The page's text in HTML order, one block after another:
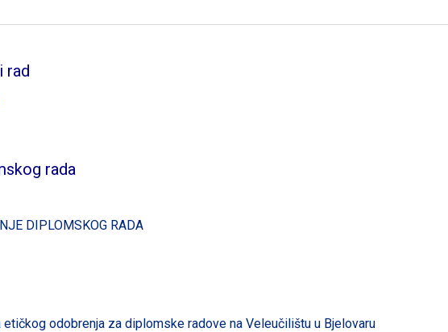
rad
rada
DIPLOMSKOG RADA
odobrenja za diplomske radove na Veleučilištu u Bjelovaru